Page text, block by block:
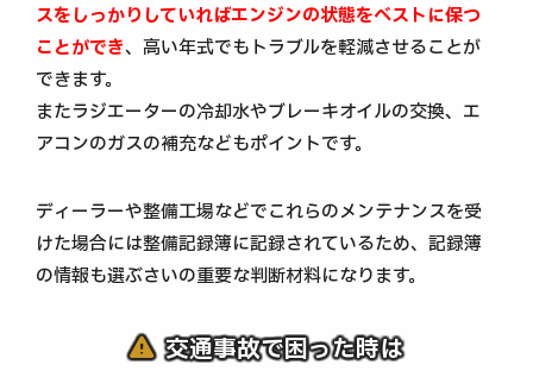
スをしっかりしていればエンジンの状態をベストに保つ
ことができ、高い年式でもトラブルを軽減させることが
できます。
またラジエーターの冷却水やブレーキオイルの交換、エ
アコンのガスの補充などもポイントです。
ディーラーや整備工場などでこれらのメンテナンスを受
けた場合には整備記録簿に記録されているため、記録簿
の情報も選ぶさいの重要な判断材料になります。
交通事故で困った時は